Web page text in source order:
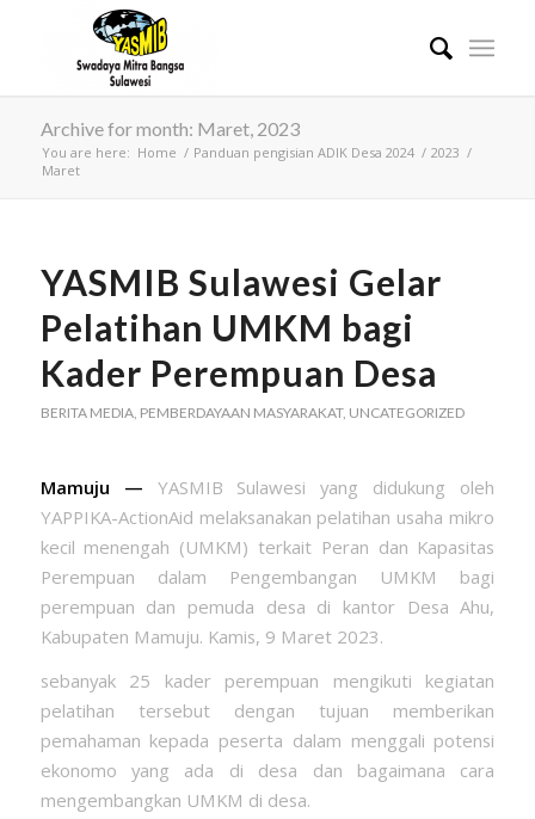
Archive for month: Maret, 2023
You are here: Home / Panduan pengisian ADIK Desa 2024 / 2023 /
Maret
YASMIB Sulawesi Gelar
Pelatihan UMKM bagi
Kader Perempuan Desa
BERITA MEDIA, PEMBERDAYAAN MASYARAKAT, UNCATEGORIZED
Mamuju — YASMIB Sulawesi yang didukung oleh
YAPPIKA-ActionAid melaksanakan pelatihan usaha mikro
kecil menengah (UMKM) terkait Peran dan Kapasitas
Perempuan dalam Pengembangan UMKM bagi
perempuan dan pemuda desa di kantor Desa Ahu,
Kabupaten Mamuju. Kamis, 9 Maret 2023.
sebanyak 25 kader perempuan mengikuti kegiatan
pelatihan tersebut dengan tujuan memberikan
pemahaman kepada peserta dalam menggali potensi
ekonomo yang ada di desa dan bagaimana cara
mengembangkan UMKM di desa.